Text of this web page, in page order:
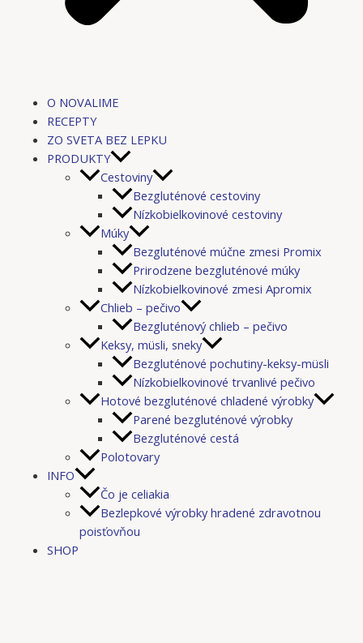
O NOVALIME
RECEPTY
ZO SVETA BEZ LEPKU
PRODUKTY
Cestoviny
Bezgluténové cestoviny
Nízkobielkovinové cestoviny
Múky
Bezgluténové múčne zmesi Promix
Prirodzene bezgluténové múky
Nízkobielkovinové zmesi Apromix
Chlieb – pečivo
Bezgluténový chlieb – pečivo
Keksy, müsli, sneky
Bezgluténové pochutiny-keksy-müsli
Nízkobielkovinové trvanlivé pečivo
Hotové bezgluténové chladené výrobky
Parené bezgluténové výrobky
Bezgluténové cestá
Polotovary
INFO
Čo je celiakia
Bezlepkové výrobky hradené zdravotnou
poisťovňou
SHOP